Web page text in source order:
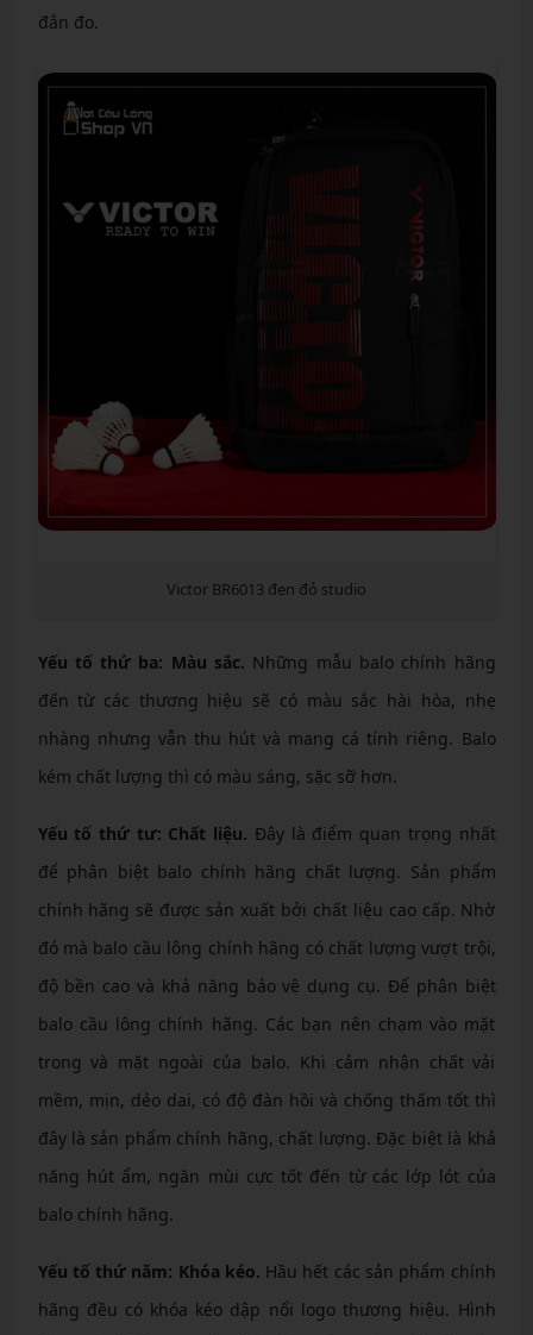
đắn đo.
Victor BR6013 đen đỏ studio
Yếu tố thứ ba: Màu sắc. Những mẫu balo chính hãng
đến từ các thương hiệu sẽ có màu sắc hài hòa, nhẹ
nhàng nhưng vẫn thu hút và mang cá tính riêng. Balo
kém chất lượng thì có màu sáng, sặc sỡ hơn.
Yếu tố thứ tư: Chất liệu. Đây là điểm quan trọng nhất
để phân biệt balo chính hãng chất lượng. Sản phẩm
chính hãng sẽ được sản xuất bởi chất liệu cao cấp. Nhờ
đó mà balo cầu lông chính hãng có chất lượng vượt trội,
độ bền cao và khả năng bảo vệ dụng cụ. Để phân biệt
balo cầu lông chính hãng. Các bạn nên chạm vào mặt
trong và mặt ngoài của balo. Khi cảm nhận chất vải
mềm, mịn, dẻo dai, có độ đàn hồi và chống thấm tốt thì
đây là sản phẩm chính hãng, chất lượng. Đặc biệt là khả
năng hút ẩm, ngăn mùi cực tốt đến từ các lớp lót của
balo chính hãng.
Yếu tố thứ năm: Khóa kéo. Hầu hết các sản phẩm chính
hãng đều có khóa kéo dập nổi logo thương hiệu. Hình